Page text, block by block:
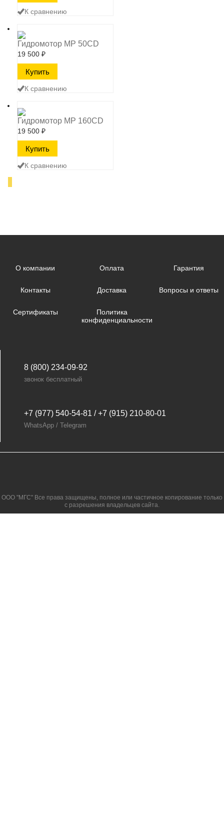
К сравнению
Гидромотор MP 50CD
19 500 ₽
К сравнению
Гидромотор MP 160CD
19 500 ₽
К сравнению
О компании Оплата Гарантия
Контакты Доставка Вопросы и ответы
Сертификаты
Политика
конфиденциальности
8 (800) 234-09-92
звонок бесплатный
+7 (977) 540-54-81 / +7 (915) 210-80-01
WhatsApp / Telegram
ООО "МГС" Все права защищены, полное или частичное копирование только
с разрешения владельцев сайта.